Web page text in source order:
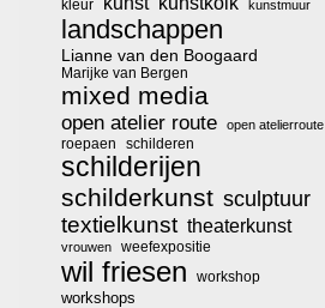
kleur kunstmuur
landschappen
Lianne van den Boogaard
Marijke van Bergen
mixed media
open atelier route open atelierroute
roepaen schilderen
schilderijen
schilderkunst sculptuur
textielkunst theaterkunst
vrouwen weefexpositie
wil friesen workshop
workshops